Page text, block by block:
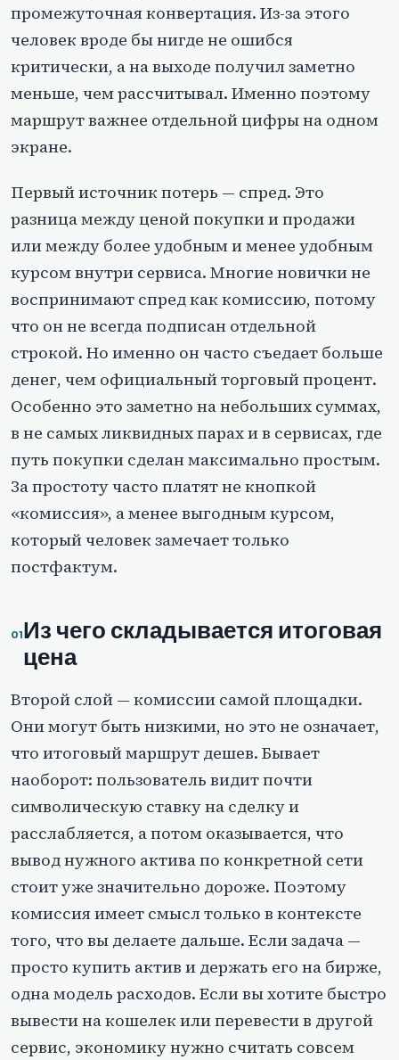
промежуточная конвертация. Из-за этого
человек вроде бы нигде не ошибся
критически, а на выходе получил заметно
меньше, чем рассчитывал. Именно поэтому
маршрут важнее отдельной цифры на одном
экране.
Первый источник потерь — спред. Это
разница между ценой покупки и продажи
или между более удобным и менее удобным
курсом внутри сервиса. Многие новички не
воспринимают спред как комиссию, потому
что он не всегда подписан отдельной
строкой. Но именно он часто съедает больше
денег, чем официальный торговый процент.
Особенно это заметно на небольших суммах,
в не самых ликвидных парах и в сервисах, где
путь покупки сделан максимально простым.
За простоту часто платят не кнопкой
«комиссия», а менее выгодным курсом,
который человек замечает только
постфактум.
Из чего складывается итоговая
цена
Второй слой — комиссии самой площадки.
Они могут быть низкими, но это не означает,
что итоговый маршрут дешев. Бывает
наоборот: пользователь видит почти
символическую ставку на сделку и
расслабляется, а потом оказывается, что
вывод нужного актива по конкретной сети
стоит уже значительно дороже. Поэтому
комиссия имеет смысл только в контексте
того, что вы делаете дальше. Если задача —
просто купить актив и держать его на бирже,
одна модель расходов. Если вы хотите быстро
вывести на кошелек или перевести в другой
сервис, экономику нужно считать совсем